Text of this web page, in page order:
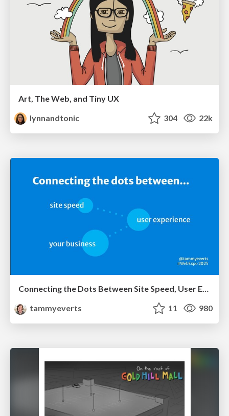
Art, The Web, and Tiny UX
lynnandtonic
304 22k
Connecting the Dots Between Site Speed, User Experience & Your Business [WebExpo 2025]
tammyeverts
11 980